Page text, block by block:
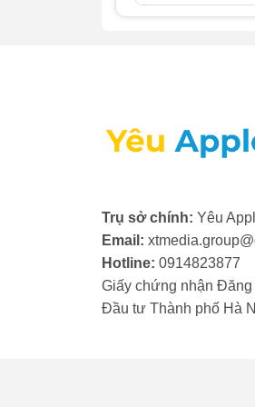
Khi nào bạn cần
iPad ngay lập
trọng cho ống kính
- Ảnh chụp bị mờ,
đầu, có thể kính
- Ảnh có vệt sáng
bất thường hoặc
cách thay kính
- Kính camera bị
Trụ sở chính: Yêu
Email:
Hotline: 0914823877
Giấy chứng nhận
Đầu tư Thành phố Hà